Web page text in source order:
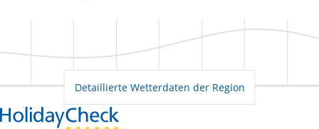
Detaillierte Wetterdaten der Region